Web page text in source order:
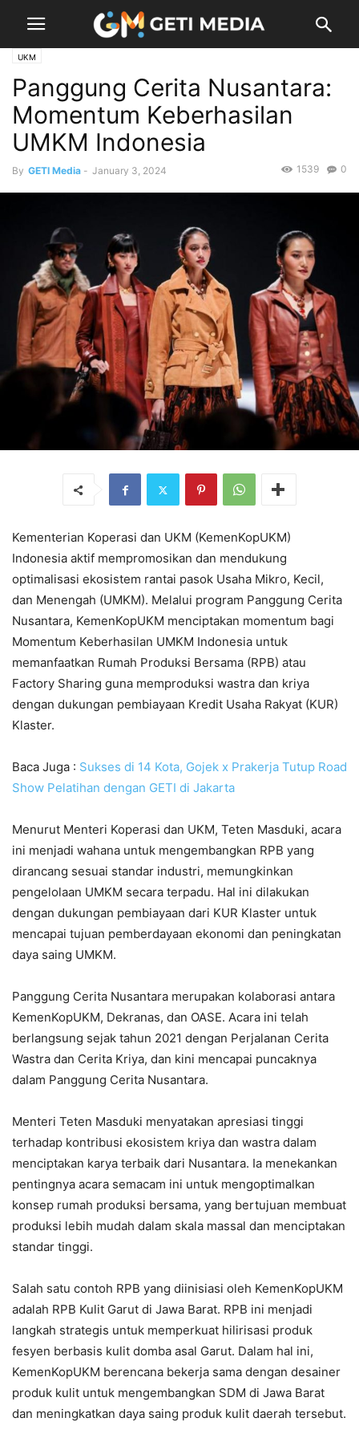
UKM
Panggung Cerita Nusantara:
Momentum Keberhasilan
UMKM Indonesia
By GETI Media - January 3, 2024 0
1539
Kementerian Koperasi dan UKM (KemenKopUKM)
Indonesia aktif mempromosikan dan mendukung
optimalisasi ekosistem rantai pasok Usaha Mikro, Kecil,
dan Menengah (UMKM). Melalui program Panggung Cerita
Nusantara, KemenKopUKM menciptakan momentum bagi
Momentum Keberhasilan UMKM Indonesia untuk
memanfaatkan Rumah Produksi Bersama (RPB) atau
Factory Sharing guna memproduksi wastra dan kriya
dengan dukungan pembiayaan Kredit Usaha Rakyat (KUR)
Klaster.
Baca Juga : Sukses di 14 Kota, Gojek x Prakerja Tutup Road
Show Pelatihan dengan GETI di Jakarta
Menurut Menteri Koperasi dan UKM, Teten Masduki, acara
ini menjadi wahana untuk mengembangkan RPB yang
dirancang sesuai standar industri, memungkinkan
pengelolaan UMKM secara terpadu. Hal ini dilakukan
dengan dukungan pembiayaan dari KUR Klaster untuk
mencapai tujuan pemberdayaan ekonomi dan peningkatan
daya saing UMKM.
Panggung Cerita Nusantara merupakan kolaborasi antara
KemenKopUKM, Dekranas, dan OASE. Acara ini telah
berlangsung sejak tahun 2021 dengan Perjalanan Cerita
Wastra dan Cerita Kriya, dan kini mencapai puncaknya
dalam Panggung Cerita Nusantara.
Menteri Teten Masduki menyatakan apresiasi tinggi
terhadap kontribusi ekosistem kriya dan wastra dalam
menciptakan karya terbaik dari Nusantara. Ia menekankan
pentingnya acara semacam ini untuk mengoptimalkan
konsep rumah produksi bersama, yang bertujuan membuat
produksi lebih mudah dalam skala massal dan menciptakan
standar tinggi.
Salah satu contoh RPB yang diinisiasi oleh KemenKopUKM
adalah RPB Kulit Garut di Jawa Barat. RPB ini menjadi
langkah strategis untuk memperkuat hilirisasi produk
fesyen berbasis kulit domba asal Garut. Dalam hal ini,
KemenKopUKM berencana bekerja sama dengan desainer
produk kulit untuk mengembangkan SDM di Jawa Barat
dan meningkatkan daya saing produk kulit daerah tersebut.